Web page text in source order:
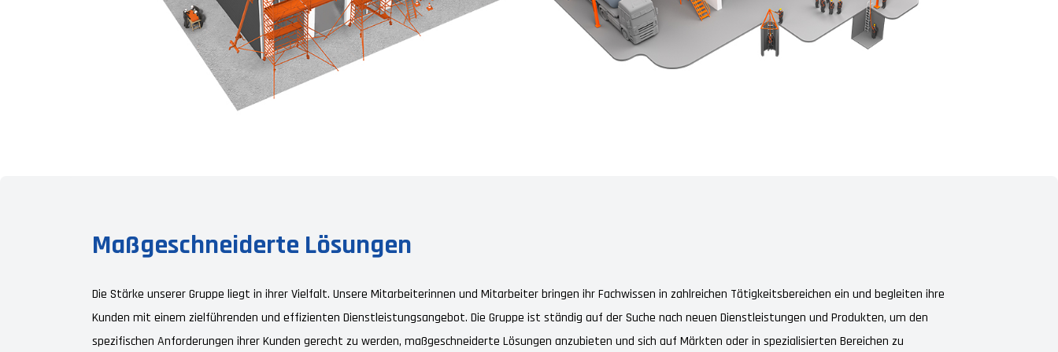
Maßgeschneiderte Lösungen
Die Stärke unserer Gruppe liegt in ihrer Vielfalt. Unsere Mitarbeiterinnen und Mitarbeiter bringen ihr Fachwissen in zahlreichen Tätigkeitsbereichen ein und begleiten ihre
Kunden mit einem zielführenden und effizienten Dienstleistungsangebot. Die Gruppe ist ständig auf der Suche nach neuen Dienstleistungen und Produkten, um den
spezifischen Anforderungen ihrer Kunden gerecht zu werden, maßgeschneiderte Lösungen anzubieten und sich auf Märkten oder in spezialisierten Bereichen zu